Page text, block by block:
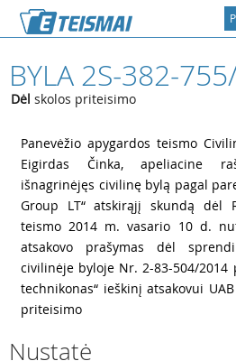
BYLA 2S-382-
Dėl skolos priteisimo
Panevėžio apygardos teismo
Eigirdas Činka, apeliacine
išnagrinėjęs civilinę bylą pagal
Group LT“ atskirąjį skundą dėl
teismo 2014 m. vasario 10 d.
atsakovo prašymas dėl
civilinėje byloje Nr. 2-83-504/2014
technikonas“ ieškinį atsakovui
priteisimo
Nustatė